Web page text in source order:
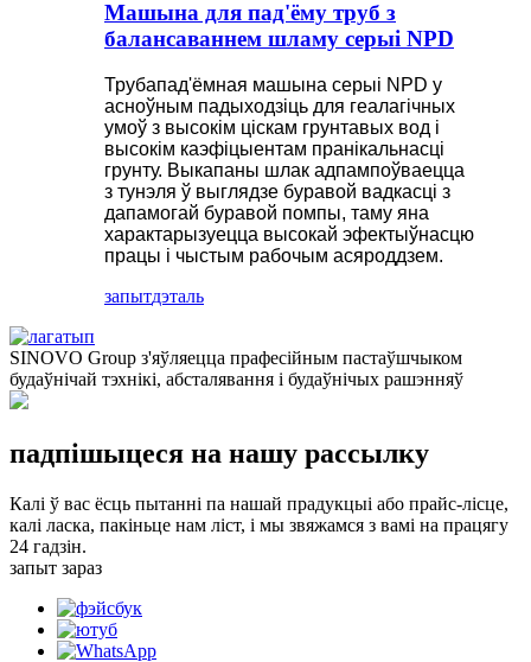
Машына для пад'ёму труб з
балансаваннем шламу серыі NPD
Трубапад'ёмная машына серыі NPD у
асноўным падыходзіць для геалагічных
умоў з высокім ціскам грунтавых вод і
высокім каэфіцыентам пранікальнасці
грунту. Выкапаны шлак адпампоўваецца
з тунэля ў выглядзе буравой вадкасці з
дапамогай буравой помпы, таму яна
характарызуецца высокай эфектыўнасцю
працы і чыстым рабочым асяроддзем.
запытдэталь
SINOVO Group з'яўляецца прафесійным пастаўшчыком
будаўнічай тэхнікі, абсталявання і будаўнічых рашэнняў
падпішыцеся на нашу рассылку
Калі ў вас ёсць пытанні па нашай прадукцыі або прайс-лісце,
калі ласка, пакіньце нам ліст, і мы звяжамся з вамі на працягу
24 гадзін.
запыт зараз